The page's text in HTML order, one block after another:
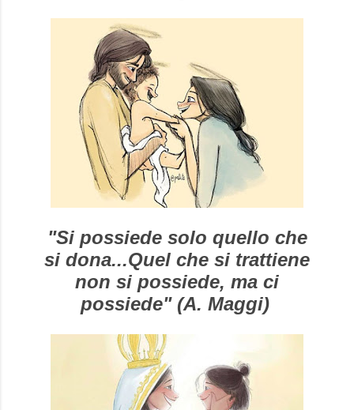
"Si possiede solo quello che
si dona...Quel che si trattiene
non si possiede, ma ci
possiede" (A. Maggi)